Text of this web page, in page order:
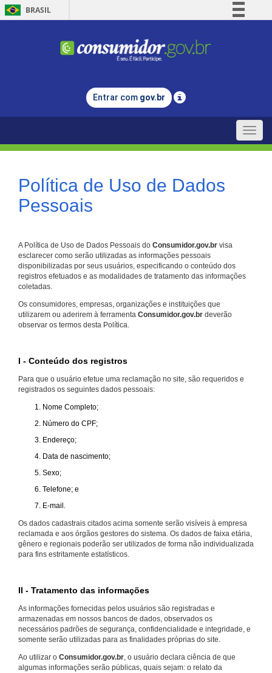
BRASIL
Comunica BR
Legislação
Entrar com gov.br
Toggle
Política de Uso de Dados
Pessoais
A Política de Uso de Dados Pessoais do Consumidor.gov.br visa
esclarecer como serão utilizadas as informações pessoais
disponibilizadas por seus usuários, especificando o conteúdo dos
registros efetuados e as modalidades de tratamento das informações
coletadas.
Os consumidores, empresas, organizações e instituições que
utilizarem ou aderirem à ferramenta Consumidor.gov.br deverão
observar os termos desta Política.
I - Conteúdo dos registros
Para que o usuário efetue uma reclamação no site, são requeridos e
registrados os seguintes dados pessoais:
Nome Completo;
Número do CPF;
Endereço;
Data de nascimento;
Sexo;
Telefone; e
E-mail.
Os dados cadastrais citados acima somente serão visíveis à empresa
reclamada e aos órgãos gestores do sistema. Os dados de faixa etária,
gênero e regionais poderão ser utilizados de forma não individualizada
para fins estritamente estatísticos.
II - Tratamento das informações
As informações fornecidas pelos usuários são registradas e
armazenadas em nossos bancos de dados, observados os
necessários padrões de segurança, confidencialidade e integridade, e
somente serão utilizadas para as finalidades próprias do site.
Ao utilizar o Consumidor.gov.br, o usuário declara ciência de que
algumas informações serão públicas, quais sejam: o relato da